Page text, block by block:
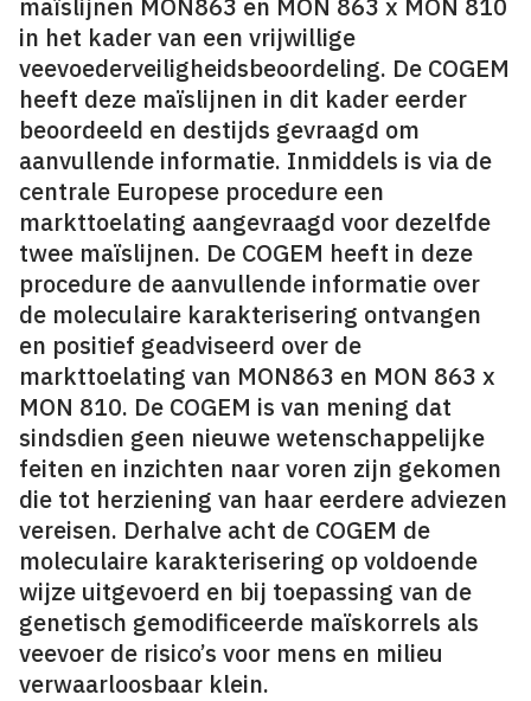
maïslijnen MON863 en MON 863 x MON 810
in het kader van een vrijwillige
veevoederveiligheidsbeoordeling. De COGEM
heeft deze maïslijnen in dit kader eerder
beoordeeld en destijds gevraagd om
aanvullende informatie. Inmiddels is via de
centrale Europese procedure een
markttoelating aangevraagd voor dezelfde
twee maïslijnen. De COGEM heeft in deze
procedure de aanvullende informatie over
de moleculaire karakterisering ontvangen
en positief geadviseerd over de
markttoelating van MON863 en MON 863 x
MON 810. De COGEM is van mening dat
sindsdien geen nieuwe wetenschappelijke
feiten en inzichten naar voren zijn gekomen
die tot herziening van haar eerdere adviezen
vereisen. Derhalve acht de COGEM de
moleculaire karakterisering op voldoende
wijze uitgevoerd en bij toepassing van de
genetisch gemodificeerde maïskorrels als
veevoer de risico’s voor mens en milieu
verwaarloosbaar klein.